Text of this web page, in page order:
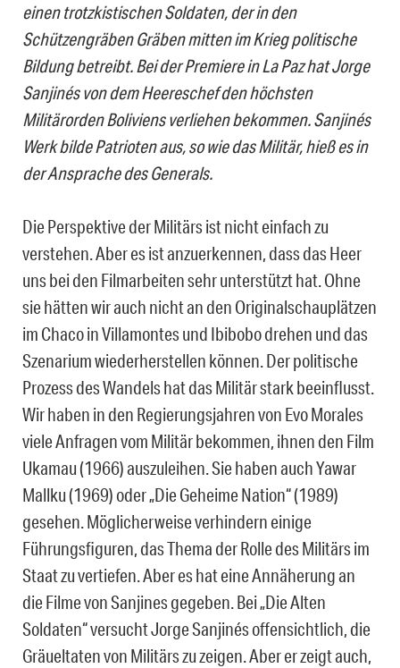
einen trotzkistischen Soldaten, der in den
Schützengräben Gräben mitten im Krieg politische
Bildung betreibt. Bei der Premiere in La Paz hat Jorge
Sanjinés von dem Heereschef den höchsten
Militärorden Boliviens verliehen bekommen. Sanjinés
Werk bilde Patrioten aus, so wie das Militär, hieß es in
der Ansprache des Generals.
Die Perspektive der Militärs ist nicht einfach zu
verstehen. Aber es ist anzuerkennen, dass das Heer
uns bei den Filmarbeiten sehr unterstützt hat. Ohne
sie hätten wir auch nicht an den Originalschauplätzen
im Chaco in Villamontes und Ibibobo drehen und das
Szenarium wiederherstellen können. Der politische
Prozess des Wandels hat das Militär stark beeinflusst.
Wir haben in den Regierungsjahren von Evo Morales
viele Anfragen vom Militär bekommen, ihnen den Film
Ukamau (1966) auszuleihen. Sie haben auch Yawar
Mallku (1969) oder „Die Geheime Nation“ (1989)
gesehen. Möglicherweise verhindern einige
Führungsfiguren, das Thema der Rolle des Militärs im
Staat zu vertiefen. Aber es hat eine Annäherung an
die Filme von Sanjines gegeben. Bei „Die Alten
Soldaten“ versucht Jorge Sanjinés offensichtlich, die
Gräueltaten von Militärs zu zeigen. Aber er zeigt auch,